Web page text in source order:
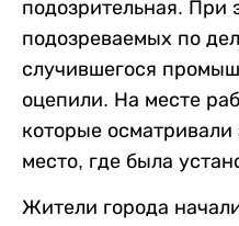
подозрительная. При
подозреваемых по
случившегося
оцепили. На месте
которые
место, где была
Жители города